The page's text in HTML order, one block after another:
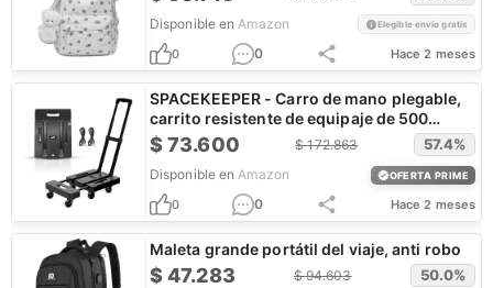
Disponible en Amazon Elegible envío gratis
0 0 Hace 2 meses
SPACEKEEPER - Carro de mano plegable,
carrito resistente de equipaje de 500
libras
$73.600 $172.863 57.4%
Disponible en Amazon OFERTA PRIME
0 0 Hace 2 meses
Maleta grande portátil del viaje, anti robo
$47.283 $94.603 50.0%